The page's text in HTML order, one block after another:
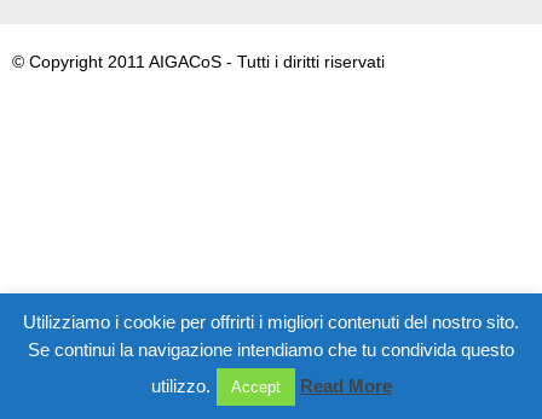
Utilizziamo i cookie per offrirti i migliori contenuti del nostro sito.
Se continui la navigazione intendiamo che tu condivida questo
utilizzo.
Accept Read More
© Copyright 2011 AIGACoS - Tutti i diritti riservati